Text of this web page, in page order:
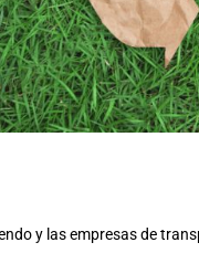
y las empresas de